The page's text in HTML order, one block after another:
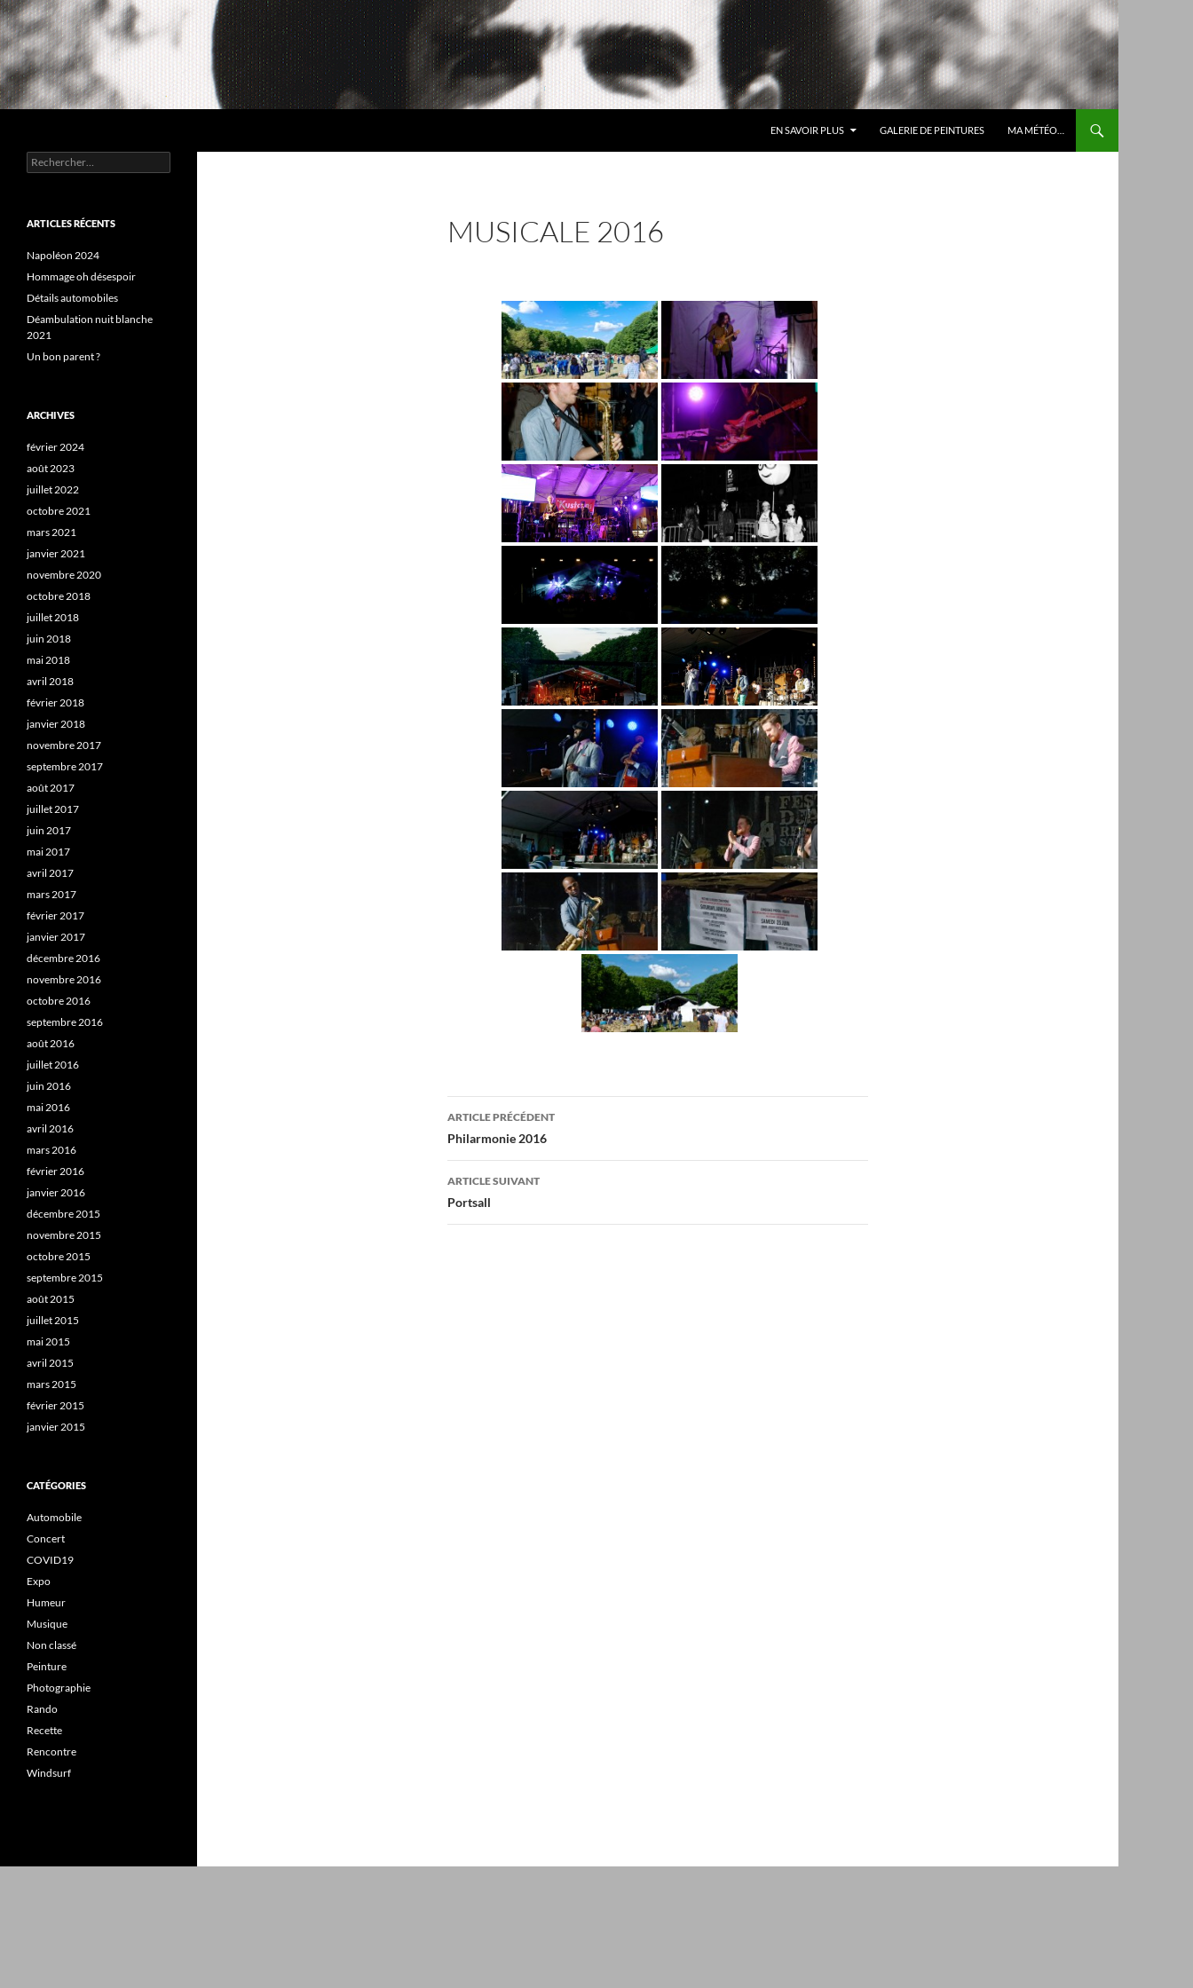
Aller
au
contenu
EN SAVOIR PLUS GALERIE DE PEINTURES MA MÉTÉO…
MUSICALE 2016
Navigation
des
articles
ARTICLE PRÉCÉDENT
Philarmonie 2016
ARTICLE SUIVANT
Portsall
Rechercher :
ARTICLES RÉCENTS
Napoléon 2024
Hommage oh désespoir
Détails automobiles
Déambulation nuit blanche
2021
Un bon parent ?
ARCHIVES
février 2024
août 2023
juillet 2022
octobre 2021
mars 2021
janvier 2021
novembre 2020
octobre 2018
juillet 2018
juin 2018
mai 2018
avril 2018
février 2018
janvier 2018
novembre 2017
septembre 2017
août 2017
juillet 2017
juin 2017
mai 2017
avril 2017
mars 2017
février 2017
janvier 2017
décembre 2016
novembre 2016
octobre 2016
septembre 2016
août 2016
juillet 2016
juin 2016
mai 2016
avril 2016
mars 2016
février 2016
janvier 2016
décembre 2015
novembre 2015
octobre 2015
septembre 2015
août 2015
juillet 2015
mai 2015
avril 2015
mars 2015
février 2015
janvier 2015
CATÉGORIES
Automobile
Concert
COVID19
Expo
Humeur
Musique
Non classé
Peinture
Photographie
Rando
Recette
Rencontre
Windsurf